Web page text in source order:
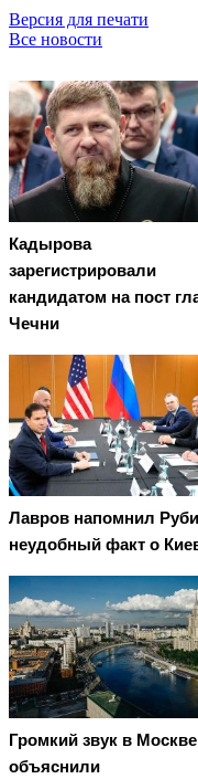
Версия для печати
Все новости
Кадырова
зарегистрировали
кандидатом на пост
Чечни
Лавров напомнил
неудобный факт о
Громкий звук в Москве
объяснили